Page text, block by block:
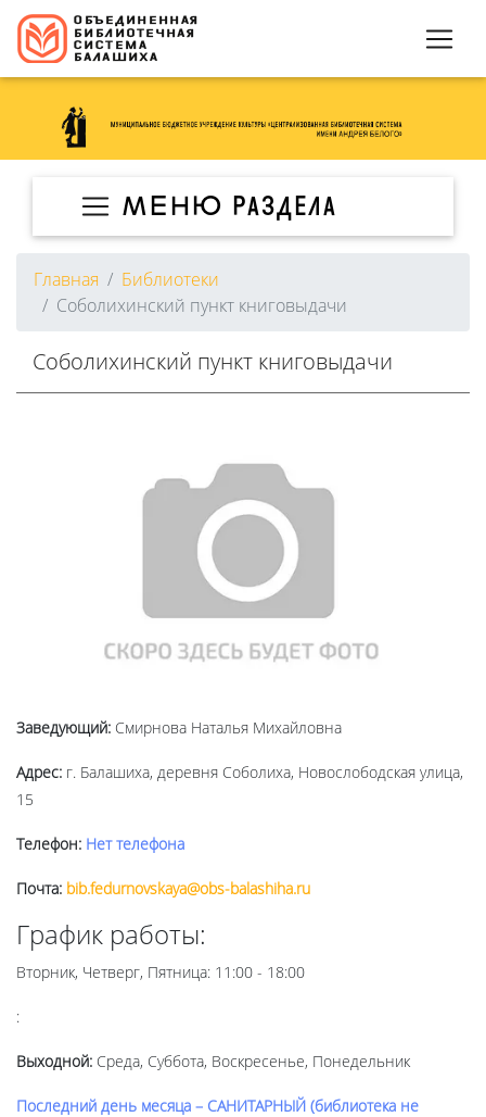
МЕНЮ раздела
Главная
Библиотеки
Соболихинский пункт книговыдачи
Соболихинский пункт книговыдачи
Заведующий: Смирнова Наталья Михайловна
Адрес: г. Балашиха, деревня Соболиха, Новослободская улица,
15
Телефон: Нет телефона
Почта: bib.fedurnovskaya@obs-balashiha.ru
График работы:
Вторник, Четверг, Пятница: 11:00 - 18:00
:
Выходной: Среда, Суббота, Воскресенье, Понедельник
Последний день месяца – САНИТАРНЫЙ (библиотека не